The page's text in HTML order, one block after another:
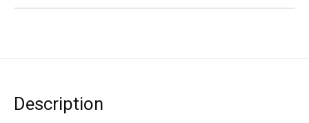
Description